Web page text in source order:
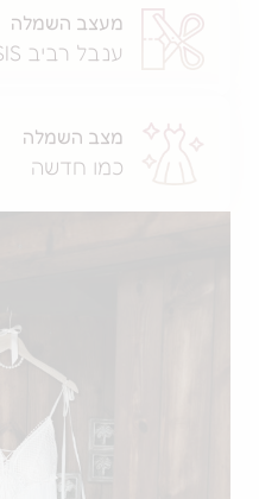
מעצב השמלה
ענבל רביב GYPSYSIS
מצב השמלה
כמו חדשה